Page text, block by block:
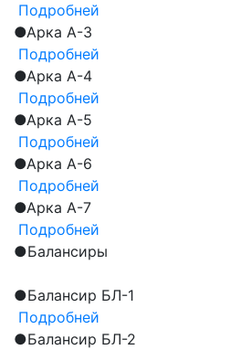
Подробней
●Арка А-3
Подробней
●Арка А-4
Подробней
●Арка А-5
Подробней
●Арка А-6
Подробней
●Арка А-7
Подробней
●Балансиры
●Балансир БЛ-1
Подробней
●Балансир БЛ-2